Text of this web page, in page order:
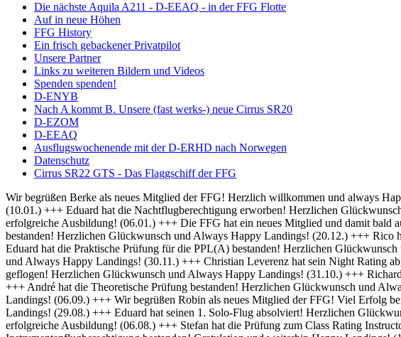
Die nächste Aquila A211 - D-EEAQ - in der FFG Flotte
Auf in neue Höhen
FFG History
Ein frisch gebackener Privatpilot
Unsere Partner
Links zu weiteren Bildern und Videos
Spenden spenden!
D-ENYB
Nach A kommt B. Unsere (fast werks-) neue Cirrus SR20
D-EZOM
D-EEAQ
Ausflugswochenende mit der D-ERHD nach Norwegen
Datenschutz
Cirrus SR22 GTS - Das Flaggschiff der FFG
Wir begrüßen Berke als neues Mitglied der FFG! Herzlich willkommen und always Happy Landings! (01.02.) +++ Herzlich Willkommen bei der FFG, Thomas! Viel Spaß und Erfolg bei deiner Ausbildung! (10.01.) +++ Eduard hat die Nachtflugberechtigung erworben! Herzlichen Glückwunsch und Always Bright Moonlight! (08.01.) +++ Wir heißen Martin als neuen Flugschüler willkommen und wünschen eine erfolgreiche Ausbildung! (06.01.) +++ Die FFG hat ein neues Mitglied und damit bald auch einen neuen Fluglehrer - Herzlich Willkommen bei uns Dominik! (04.01.) +++ Frederik hat seine IFR Prüfung bestanden! Herzlichen Glückwunsch und Always Happy Landings! (20.12.) +++ Rico hat seine BZF 1 Prüfung bestanden. Herzlichen Glückwünsch und weiterhin viel Erfolg bei der Ausbildung (16.12.) +++ Eduard hat die Praktische Prüfung für die PPL(A) bestanden! Herzlichen Glückwunsch und Always Happy Landings! (05.12.) +++ Falk hat seine Nachtflugausbildung abgeschlossen! Herzlichen Glückwunsch und Always Happy Landings! (30.11.) +++ Christian Leverenz hat sein Night Rating abgeschlossen! Herzlichen Glückwunsch und Always Happy Landings! (03.11.) +++ Rico ist seine ersten Soloplatzrunden geflogen! Herzlichen Glückwunsch und Always Happy Landings! (31.10.) +++ Richard und Eduard hat die Theoretische Prüfung bestanden! Herzlichen Glückwunsch und Always Happy Landings! (18.10.) +++ André hat die Theoretische Prüfung bestanden! Herzlichen Glückwunsch und Always Happy Landings! (20.09.) +++ Michel hat die PPL-Prüfung bestanden! Herzlichen Glückwunsch und Always Happy Landings! (06.09.) +++ Wir begrüßen Robin als neues Mitglied der FFG! Viel Erfolg bei der Ausbildung! (02.09.) +++ Eduard und Viveik haben das BZF I bestanden! Gratulation und weiterhin Happy Landings! (29.08.) +++ Eduard hat seinen 1. Solo-Flug absolviert! Herzlichen Glückwunsch und Always Happy Landings! (28.08.) +++ Wir heißen Rico als neuen Flugschüler willkommen und wünschen eine erfolgreiche Ausbildung! (06.08.) +++ Stefan hat die Prüfung zum Class Rating Instructor bestanden! Herzlichen Glückwunsch und Always Happy Students! (29.07.) +++ Marek hat seine Prüfung für die Instrumentenflugberechtigung bestanden! Gratulation und weiterhin Happy Landings! (17.07.) +++ Sebastian und Julian haben die Prüfung zum Class Rating Instructor bestanden! Herzlichen Glückwunsch und Always Happy Students! (16.07.) +++ Christian hat seine PPL-Prüfung bestanden! Herzlichen Glückwunsch und always Happy Landings! (04.07.) +++ Marc hat die theoretische Prüfung bestanden! Herzlichen Glückwunsch und weiterhin Happy Landings! (27.06.) +++ Clemens hat seine praktische PPL-Prüfung bestanden! Herzlichen Glückwunsch und always Happy Landings! (12.06.) +++ Wir begrüßen Hanna als neues Mitglied der FFG! Viel Spass und always Happy Landings! (03.06.) +++ Herzlich Willkommen bei der FFG, Christian! Viel Spaß und Erfolg bei deiner Ausbildung (26.05.) +++ Richard hat seinen 1. Solo-Flug absolviert. Herzlichen Glückwunsch und Always Happy Landings! (21.05.) +++ Die FFG hat ein neues Vereinsmitglied. Herzlich Willkommen, Christian, und viele schöne Flüge. (14.05.) +++ Hendrik hat die LAPL-Prüfung bestanden! Herzlichen Glückwunsch und Always Happy Landings! (12.04.) +++ Wir begrüßen Malte als neues Mitglied der FFG! Viel Spass und always Happy Landings! (01.04.) +++ Herzlich Willkommen bei der FFG, Tim-Oliver! Viel Spaß und Erfolg bei deiner Ausbildung! (01.04.) +++ Felix und Norman haben die Nachtflugberechtigung erworben! Herzlichen Glückwunsch und Always Bright Moonlight! (18.03.) +++ Daniel hat die Nachtflugberechtigung erworben! Herzlichen Glückwunsch und Always Bright Moonlight! (29.02.) +++ Stefan hat seine praktische PPL-Prüfung bestanden! Gratulation und weiterhin Happy Landings! (16.02.) +++ Max hat seine Nachtflugqualifikation erhalten. Herzlichen Glückwünsch und Always happy landings! (28.01.) +++ >>> Bristell D-ENYY eingetroffen <<< Herzlich Willkommen bei der FFG, Eduard! Viel Spaß und Erfolg bei deiner Ausbildung! (15.01.) +++ Die FFG hat zwei neue Mitglieder und Flugschüler. Herzlich willkommen an Viveik und Tim und viel Spaß bei der Ausbildung (01.12.)